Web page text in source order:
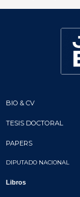
BIO & CV
TESIS DOCTORAL
PAPERS
DIPUTADO NACIONAL
Libros